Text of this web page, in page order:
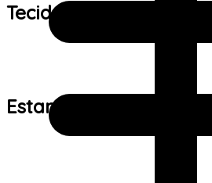
Tecido:
Estampa: